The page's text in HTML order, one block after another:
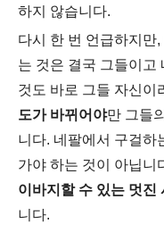
하지 않습니다.
다시 한 번 언급하지만
는 것은 결국 그들이고
것도 바로 그들 자신이
도가 바뀌어야만 그들
니다. 네팔에서 구걸하
가야 하는 것이 아닙니
이바지할 수 있는 멋진
니다.